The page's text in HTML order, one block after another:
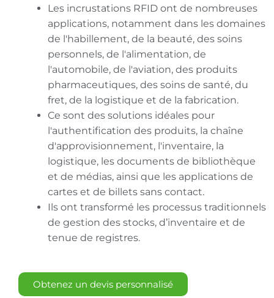
Les incrustations RFID ont de nombreuses
applications, notamment dans les domaines
de l'habillement, de la beauté, des soins
personnels, de l'alimentation, de
l'automobile, de l'aviation, des produits
pharmaceutiques, des soins de santé, du
fret, de la logistique et de la fabrication.
Ce sont des solutions idéales pour
l'authentification des produits, la chaîne
d'approvisionnement, l'inventaire, la
logistique, les documents de bibliothèque
et de médias, ainsi que les applications de
cartes et de billets sans contact.
Ils ont transformé les processus traditionnels
de gestion des stocks, d’inventaire et de
tenue de registres.
Obtenez un devis personnalisé